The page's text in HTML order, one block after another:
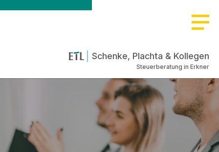
Schenke, Plachta & Kollegen
Steuerberatung in Erkner